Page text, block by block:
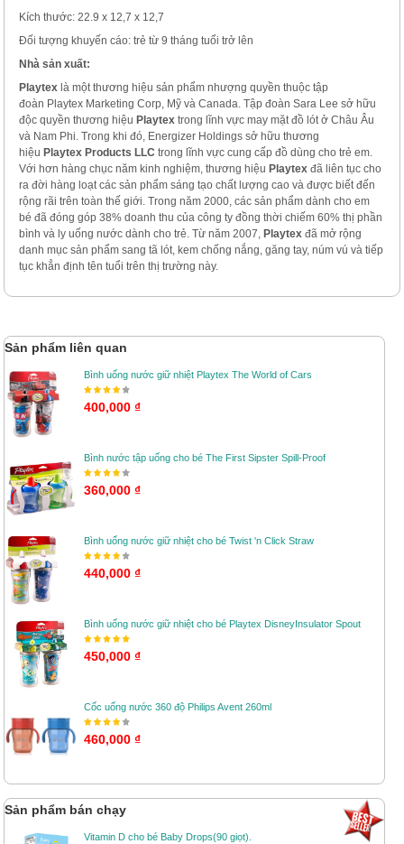
Kích thước: 22.9 x 12,7 x 12,7
Đối tượng khuyến cáo: trẻ từ 9 tháng tuổi trở lên
Nhà sản xuất:
Playtex là một thương hiệu sản phẩm nhượng quyền thuộc tập
đoàn Playtex Marketing Corp, Mỹ và Canada. Tập đoàn Sara Lee sở hữu
độc quyền thương hiệu Playtex trong lĩnh vực may mặt đồ lót ở Châu Âu
và Nam Phi. Trong khi đó, Energizer Holdings sở hữu thương
hiệu Playtex Products LLC trong lĩnh vực cung cấp đồ dùng cho trẻ em.
Với hơn hàng chục năm kinh nghiệm, thương hiệu Playtexđã liên tục cho
ra đời hàng loạt các sản phẩm sáng tạo chất lượng cao và được biết đến
rộng rãi trên toàn thế giới. Trong năm 2000, các sản phẩm dành cho em
bé đã đóng góp 38% doanh thu của công ty đồng thời chiếm 60% thị phần
bình và ly uống nước dành cho trẻ. Từ năm 2007, Playtex đã mở rộng
danh mục sản phẩm sang tã lót, kem chống nắng, găng tay, núm vú và tiếp
tục khẳn định tên tuổi trên thị trường này.
Sản phẩm liên quan
Bình uống nước giữ nhiệt Playtex The World of Cars
400,000 ₫
Bình nước tập uống cho bé The First Sipster Spill-Proof
360,000 ₫
Bình uống nước giữ nhiệt cho bé Twist 'n Click Straw
440,000 ₫
Bình uống nước giữ nhiệt cho bé Playtex DisneyInsulator Spout
450,000 ₫
Cốc uống nước 360 độ Philips Avent 260ml
460,000 ₫
Sản phẩm bán chạy
Vitamin D cho bé Baby Drops(90 giọt).